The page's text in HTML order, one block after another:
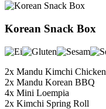
Korean Snack Box
2x Mandu Kimchi Chicken
2x Mandu Korean BBQ
4x Mini Loempia
2x Kimchi Spring Roll